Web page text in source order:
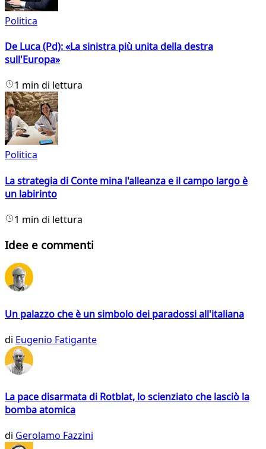
Politica
De Luca (Pd): «La sinistra più unita della destra
sull'Europa»
1 min di lettura
Politica
La strategia di Conte mina l'alleanza e il campo largo è
un labirinto
1 min di lettura
Idee e commenti
Un palazzo che è un simbolo dei paradossi all'italiana
di Eugenio Fatigante
La pace disarmata di Rotblat, lo scienziato che lasciò la
bomba atomica
di Gerolamo Fazzini